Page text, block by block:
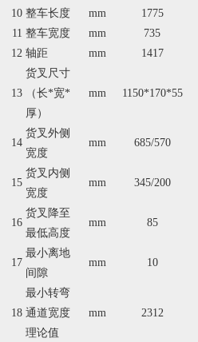
10 整车长度 mm 1775
11 整车宽度 mm 735
12 轴距 mm 1417
13
货叉尺寸
（长*宽*
厚）
mm 1150*170*55
14
货叉外侧
宽度
mm 685/570
15
货叉内侧
宽度
mm 345/200
16
货叉降至
最低高度
mm 85
17
最小离地
间隙
mm 10
18
最小转弯
通道宽度
理论值
mm 2312